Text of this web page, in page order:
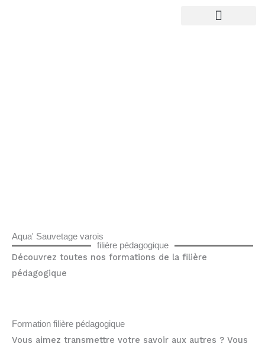
Aqua' Sauvetage varois
filière pédagogique
Découvrez toutes nos formations de la filière
pédagogique
Formation filière pédagogique
Vous aimez transmettre votre savoir aux autres ? Vous